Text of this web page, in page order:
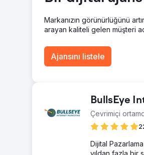
Ajans sayfasına git
Markanızın görünürlüğünü
arayan kaliteli gelen müşteri
Ajansını listele
BullsEye
Çevrimiçi
Dijital
yıldan fazla bir